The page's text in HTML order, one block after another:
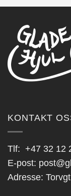
KONTAKT
Tlf: +47 32 12
E-post:
Adresse: